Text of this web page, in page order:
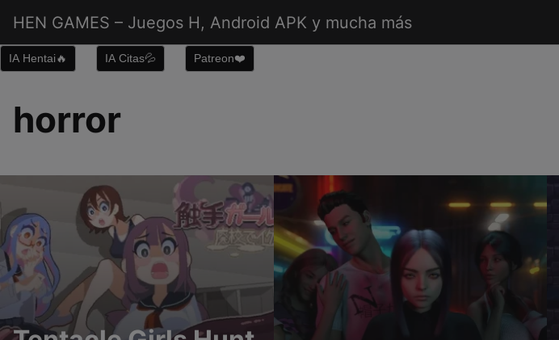
contenido
HEN GAMES – Juegos H, Android APK y mucha más
IA Hentai🔥 IA Citas💦 Patreon❤️
horror